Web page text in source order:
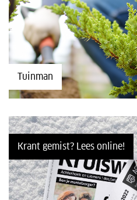
Tuinman
Krant gemist? Lees online!